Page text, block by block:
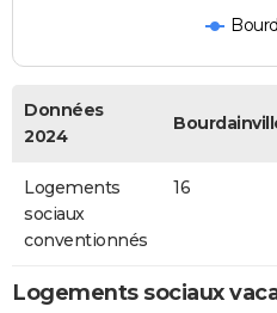
Données
2024
Logements
sociaux
conventionnés
16
Logements sociaux